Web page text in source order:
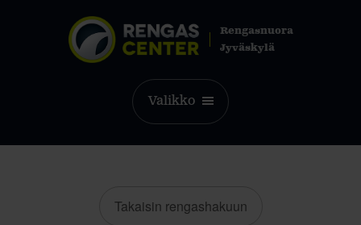
Rengasnuora
Jyväskylä
Valikko
Takaisin rengashakuun